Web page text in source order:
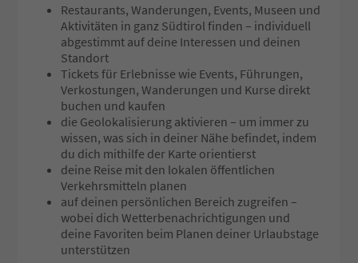
Restaurants, Wanderungen, Events, Museen und
Aktivitäten in ganz Südtirol finden – individuell
abgestimmt auf deine Interessen und deinen
Standort
Tickets für Erlebnisse wie Events, Führungen,
Verkostungen, Wanderungen und Kurse direkt
buchen und kaufen
die Geolokalisierung aktivieren – um immer zu
wissen, was sich in deiner Nähe befindet, indem
du dich mithilfe der Karte orientierst
deine Reise mit den lokalen öffentlichen
Verkehrsmitteln planen
auf deinen persönlichen Bereich zugreifen –
wobei dich Wetterbenachrichtigungen und
deine Favoriten beim Planen deiner Urlaubstage
unterstützen